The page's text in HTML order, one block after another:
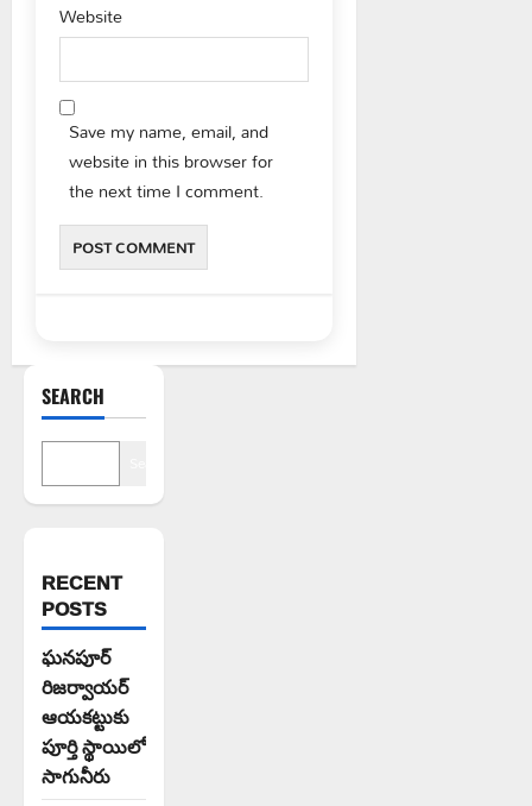
Website
Save my name, email, and
website in this browser for
the next time I comment.
SEARCH
RECENT
POSTS
ఘనపూర్
రిజర్వాయర్
ఆయకట్టుకు
పూర్తి స్థాయిలో
సాగునీరు